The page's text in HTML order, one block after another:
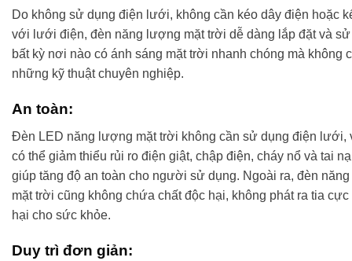
Do không sử dụng điện lưới, không cần kéo dây điện hoặc
với lưới điện, đèn năng lượng mặt trời dễ dàng lắp đặt và
bất kỳ nơi nào có ánh sáng mặt trời nhanh chóng mà không
những kỹ thuật chuyên nghiệp.
An toàn:
Đèn LED năng lượng mặt trời không cần sử dụng điện lưới,
có thể giảm thiểu rủi ro điện giật, chập điện, cháy nổ và tai
giúp tăng độ an toàn cho người sử dụng. Ngoài ra, đèn
mặt trời cũng không chứa chất độc hại, không phát ra tia cực
hại cho sức khỏe.
Duy trì đơn giản: